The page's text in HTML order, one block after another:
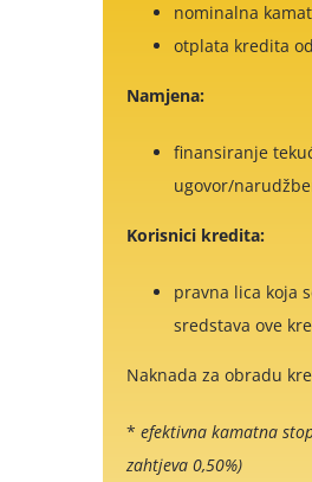
nominalna
otplata kredita
Namjena:
finansiranje
ugovor/
Korisnici kredita:
pravna lica koja
sredstava ove
Naknada za obradu
* efektivna kamatna
zahtjeva 0,50%)